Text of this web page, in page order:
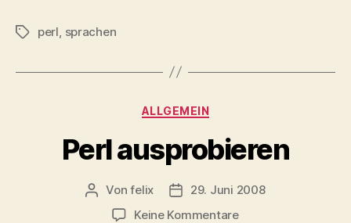
Schlagwörter
perl sprachen
Kategorien
ALLGEMEIN
Perl ausprobieren
Beitragsautor
Vonfelix Veröffentlichungsdatum
29. Juni 2008
Keine Kommentarezu